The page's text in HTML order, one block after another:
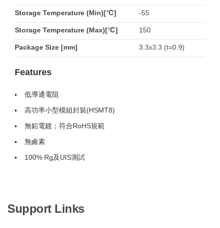
Storage Temperature (Min)[℃] -55
Storage Temperature (Max)[℃] 150
Package Size [mm] 3.3x3.3 (t=0.9)
Features
低導通電阻
高功率小型模組封裝(HSMT8)
無鉛電鍍；符合RoHS規範
無鹵素
100% Rg及UIS測試
Support Links